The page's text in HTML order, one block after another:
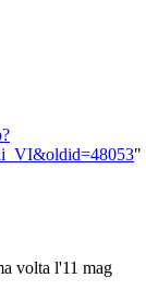
"
volta l'11 mag